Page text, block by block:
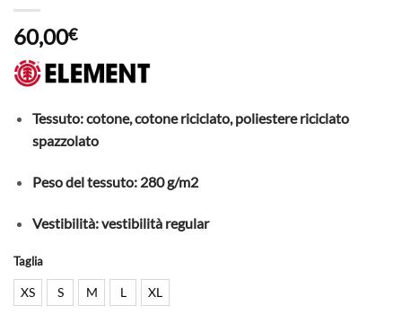
60,00€
Tessuto: cotone, cotone riciclato, poliestere riciclato
spazzolato
Peso del tessuto: 280 g/m2
Vestibilità: vestibilità regular
Taglia
XS S M L XL